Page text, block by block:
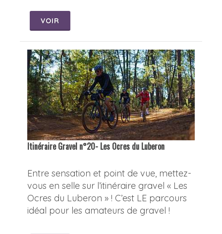
VOIR
Itinéraire Gravel n°20- Les Ocres du Luberon
Entre sensation et point de vue, mettez-
vous en selle sur l’itinéraire gravel « Les
Ocres du Luberon » ! C’est LE parcours
idéal pour les amateurs de gravel !